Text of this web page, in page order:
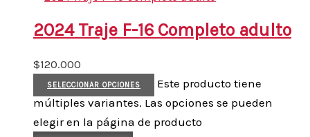
2024 Traje F-16 Completo adulto
$120.000
SELECCIONAR OPCIONES
Este producto tiene
múltiples variantes. Las opciones se pueden
elegir en la página de producto